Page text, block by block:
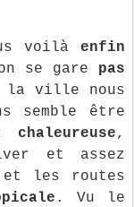
voilà enfin
se gare pas
ville nous
semble être
chaleureuse,
et assez
et les routes
. Vu le